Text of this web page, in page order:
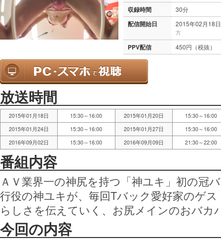
収録時間 30分
配信開始日 2015年02月18日
方
PPV配信 450円（税抜）
放送時間
2015年01月18日 15:30～16:00 2015年01月20日
15:30～16:00
2015年01月24日
15:30～16:00 2015年01月27日
15:30～16:00
2016年09月02日
15:30～16:00 2016年09月09日 21:30～22:00
番組内容
ＡＶ業界一の神尻を持つ「神ユキ」初の冠
行役の神ユキが、毎回Tバック愛好家のゲ
らしさを伝えていく、お尻メインのおバカ
今回の内容